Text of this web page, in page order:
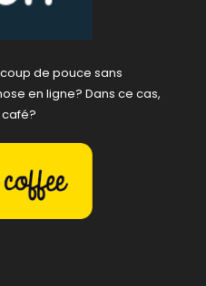
de pouce sans
en ligne? Dans ce cas,